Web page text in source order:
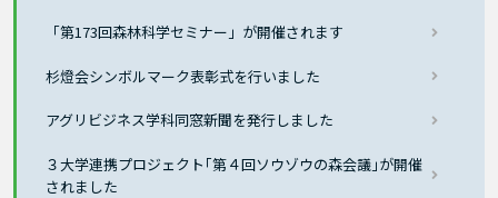
「第173回森林科学セミナー」が開催されます
杉燈会シンボルマーク表彰式を行いました
アグリビジネス学科同窓新聞を発行しました
３大学連携プロジェクト｢第４回ソウゾウの森会議｣が開催
されました